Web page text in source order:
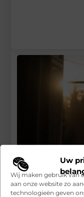
Uw
Wij maken gebruik van
aan onze website zo
technologieën geven
Met deze tips